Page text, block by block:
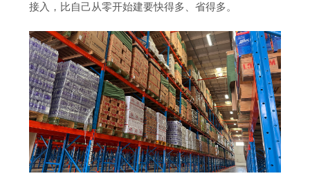
接入，比自己从零开始建要快得多、省得多。